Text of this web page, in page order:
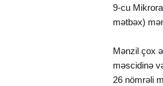
9-cu
mətbəx)
Mənzil çox
məscidinə
26 nömrəli